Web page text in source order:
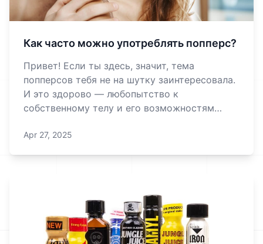
Как часто можно употреблять попперс?
Привет! Если ты здесь, значит, тема
попперсов тебя не на шутку заинтересовала.
И это здорово — любопытство к
собственному телу и его возможностям
договоримся: мы не будем давить моралью
Apr 27, 2025